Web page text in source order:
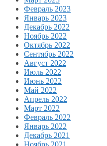
Февраль 2023
Январь 2023
Декабрь 2022
Ноябрь 2022
Октябрь 2022
Сентябрь 2022
Август 2022
Июль 2022
Июнь 2022
Май 2022
Апрель 2022
Март 2022
Февраль 2022
Январь 2022
Декабрь 2021
Ноябрь 2021